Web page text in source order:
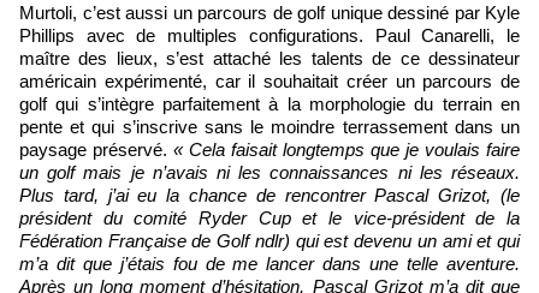
Murtoli, c’est aussi un parcours de golf unique dessiné par Kyle
Phillips avec de multiples configurations. Paul Canarelli, le
maître des lieux, s’est attaché les talents de ce dessinateur
américain expérimenté, car il souhaitait créer un parcours de
golf qui s’intègre parfaitement à la morphologie du terrain en
pente et qui s’inscrive sans le moindre terrassement dans un
paysage préservé. « Cela faisait longtemps que je voulais faire
un golf mais je n’avais ni les connaissances ni les réseaux.
Plus tard, j’ai eu la chance de rencontrer Pascal Grizot, (le
président du comité Ryder Cup et le vice-président de la
Fédération Française de Golf ndlr) qui est devenu un ami et qui
m’a dit que j’étais fou de me lancer dans une telle aventure.
Après un long moment d’hésitation, Pascal Grizot m’a dit que